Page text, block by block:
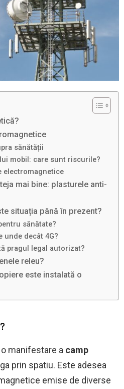
sănătății
mobil: care sunt riscurile?
electromagnetice
mai bine: plasturele anti-
situația până în prezent?
sănătate?
unde decât 4G?
pragul legal autorizat?
releu?
este instalată o
manifestare a camp
prin spatiu. Este adesea
emise de diverse